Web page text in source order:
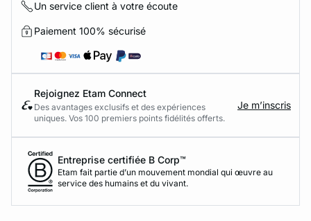
Un service client à votre écoute
Paiement 100% sécurisé
Rejoignez Etam Connect
Des avantages exclusifs et des expériences
uniques. Vos 100 premiers points fidélités offerts.
Je m’inscris
Entreprise certifiée B Corp™
Etam fait partie d’un mouvement mondial qui œuvre au
service des humains et du vivant.